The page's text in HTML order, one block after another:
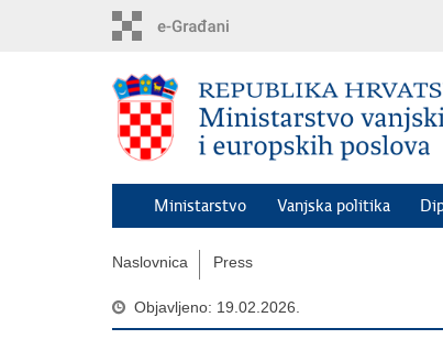
Ministarstvo Vanjska politika
Naslovnica Press
Objavljeno: 19.02.2026.